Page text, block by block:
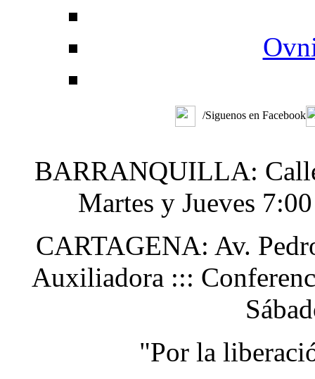
/Siguenos en Facebook
BARRANQUILLA:
Martes y Jueves
CARTAGENA: Av.
Auxiliadora :::
"Por la